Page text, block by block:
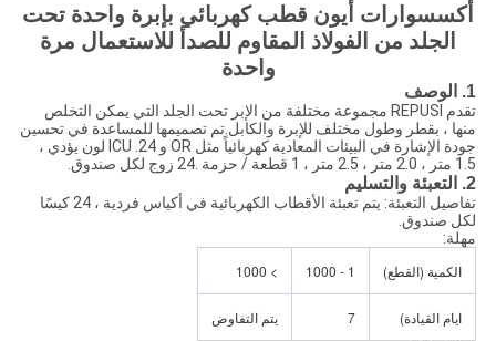
أكسسوارات أيون قطب كهربائي بإبرة واحدة تحت
الجلد من الفولاذ المقاوم للصدأ للاستعمال مرة
واحدة
1. الوصف
تقدم REPUSI مجموعة مختلفة من الإبر تحت الجلد التي يمكن التخلص
منها ، بقطر وطول مختلف للإبرة والكابل.تم تصميمها للمساعدة في تحسين
جودة الإشارة في البيئات المعادية كهربائياً مثل OR و ICU .24 لون يؤدي ،
1.5 متر ، 2.0 متر ، 2.5 متر ، 1 قطعة / حزمة .24 زوج لكل صندوق.
2. التعبئة والتسليم
تفاصيل التعبئة: يتم تعبئة الأقطاب الكهربائية في أكياس فردية ، 24 كيسًا
لكل صندوق.
مهلة:
الكمية (القطع) 1 - 1000
> 1000
ايام القيادة) 7
يتم التفاوض